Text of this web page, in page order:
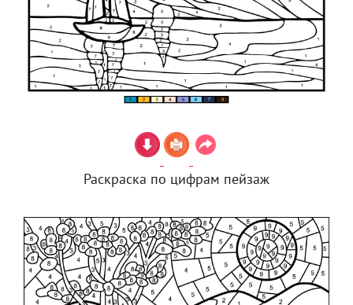
Раскраска по цифрам пейзаж